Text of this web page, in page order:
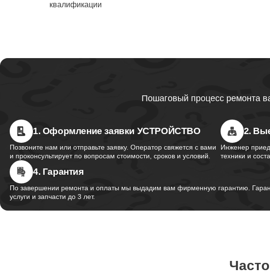
Ремонт тачпада
Ремонт южного
Thunderobot
Ремонт
Thunderobot
Настройка Wi-Fi
квалификации
Пошаговый процесс ремонта
1. Оформление заявки УСТРОЙСТВО
Позвоните нам или отправьте заявку. Оператор свяжется с вами
и проконсультирует по вопросам стоимости, сроков и условий.
2.
Инженер
техники и
4. Гарантия
По завершении ремонта и оплаты мы выдадим вам фирменную гарантию.
услуги и запчасти до 3 лет.